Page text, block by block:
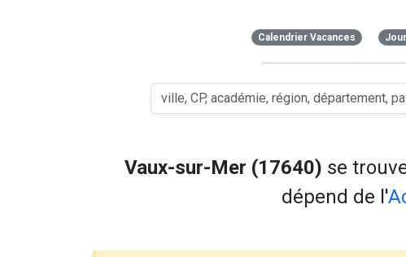
Calendrier Vacances
Vaux-sur-Mer (17640) se
dépend de l'